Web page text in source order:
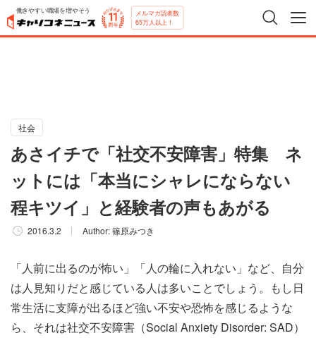
働きやすい職場を増やそう メルマガ読者数
65万人以上！
社会
あさイチで「社交不安障害」特集 ネ
ットには「本当にシャレにならない
程キツイ」と経験者の声もあがる
2016.3.2 Author:篠原みつき
「人前に出るのが怖い」「人の輪に入れない」など、自分
は人見知りだと感じている人は多いことでしょう。もし日
常生活に支障が出るほど強い不安や恐怖を感じるような
ら、それは社交不安障害（Social Anxiety Disorder: SAD）